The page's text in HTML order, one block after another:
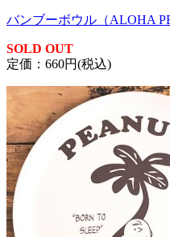
バンブーボウル（ALOHA
SOLD OUT
定価：660円(税込)